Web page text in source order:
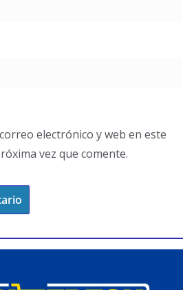
electrónico y web en este
vez que comente.